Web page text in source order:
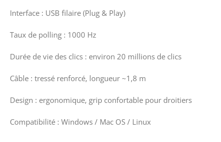
Interface : USB filaire (Plug & Play)
Taux de polling : 1000 Hz
Durée de vie des clics : environ 20 millions de clics
Câble : tressé renforcé, longueur ~1,8 m
Design : ergonomique, grip confortable pour droitiers
Compatibilité : Windows / Mac OS / Linux